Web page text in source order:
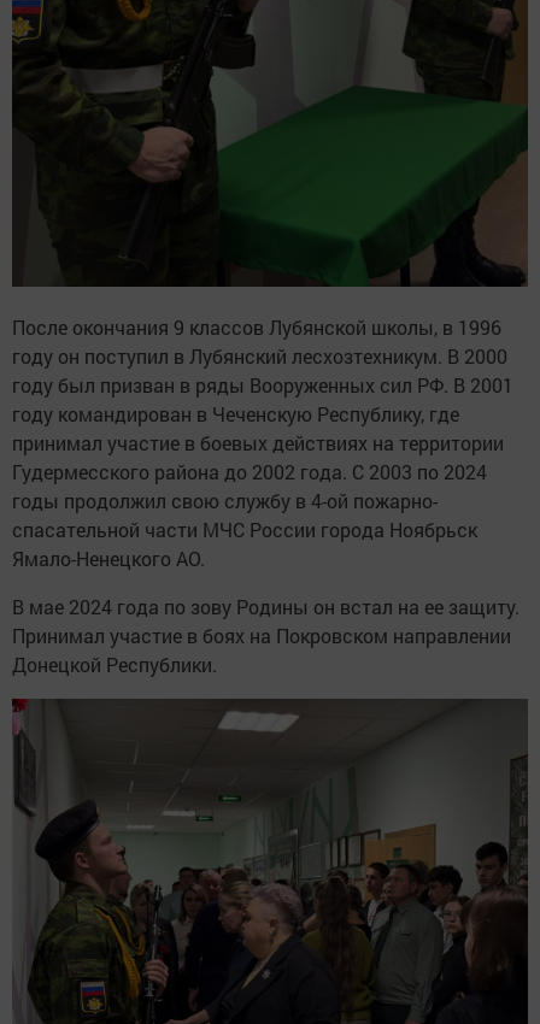
После окончания 9 классов Лубянской школы, в 1996
году он поступил в Лубянский лесхозтехникум. В 2000
году был призван в ряды Вооруженных сил РФ. В 2001
году командирован в Чеченскую Республику, где
принимал участие в боевых действиях на территории
Гудермесского района до 2002 года. С 2003 по 2024
годы продолжил свою службу в 4-ой пожарно-
спасательной части МЧС России города Ноябрьск
Ямало-Ненецкого АО.
В мае 2024 года по зову Родины он встал на ее защиту.
Принимал участие в боях на Покровском направлении
Донецкой Республики.